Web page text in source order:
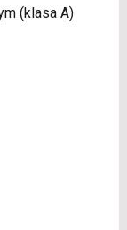
(klasa A)